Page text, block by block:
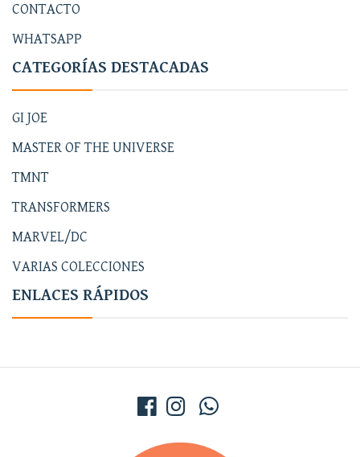
CONTACTO
WHATSAPP
CATEGORÍAS DESTACADAS
GI JOE
MASTER OF THE UNIVERSE
TMNT
TRANSFORMERS
MARVEL/DC
VARIAS COLECCIONES
ENLACES RÁPIDOS